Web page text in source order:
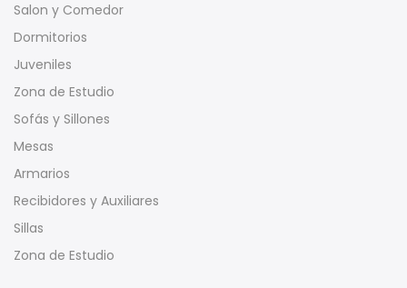
Salon y Comedor
Dormitorios
Juveniles
Zona de Estudio
Sofás y Sillones
Mesas
Armarios
Recibidores y Auxiliares
Sillas
Zona de Estudio